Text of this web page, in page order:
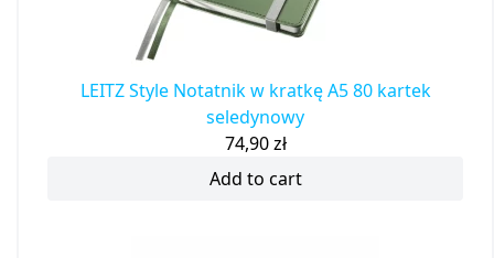
LEITZ Style Notatnik w kratkę A5 80 kartek
seledynowy
74,90zł
Add to cart